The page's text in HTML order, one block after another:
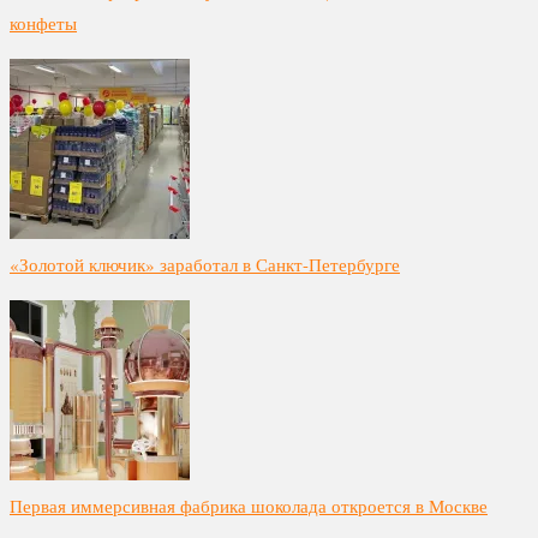
конфеты
«Золотой ключик» заработал в Санкт-Петербурге
Первая иммерсивная фабрика шоколада откроется в Москве